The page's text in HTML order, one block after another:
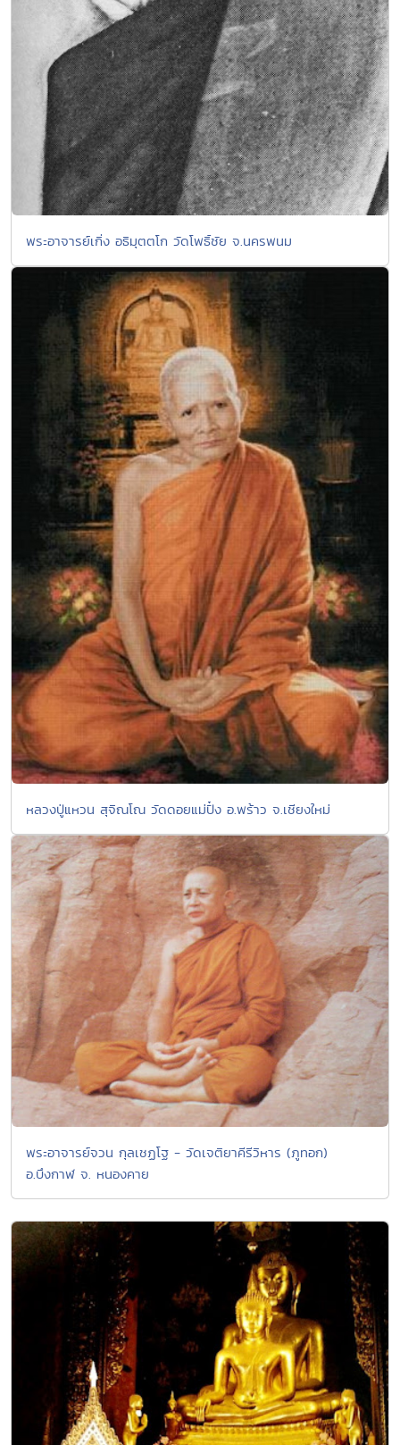
พระอาจารย์เกิ่ง อธิมุตตโก วัดโพธิ์ชัย จ.นครพนม
หลวงปู่แหวน สุจิณโณ วัดดอยแม่ปั๋ง อ.พร้าว จ.เชียงใหม่
พระอาจารย์จวน กุลเชฏโฐ - วัดเจติยาคีรีวิหาร (ภูทอก)
อ.บึงกาฬ จ. หนองคาย